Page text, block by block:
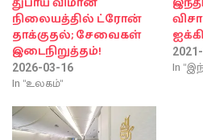
நிலையத்தில் ட்ரோன்
தாக்குதல்; சேவைகள்
இடைநிறுத்தம்!
2026-03-16
In "உலகம்"
In